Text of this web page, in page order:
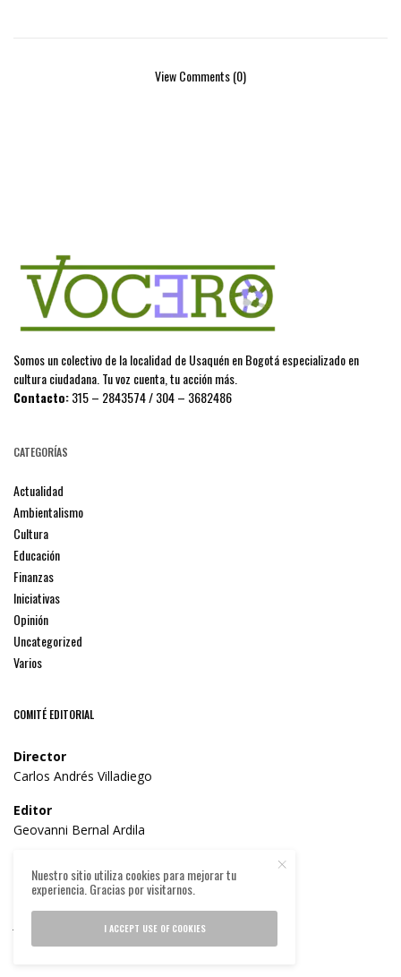
View Comments (0)
Somos un colectivo de la localidad de Usaquén en Bogotá especializado en
cultura ciudadana. Tu voz cuenta, tu acción más.
Contacto:315 – 2843574 / 304 – 3682486
CATEGORÍAS
Actualidad
Ambientalismo
Cultura
Educación
Finanzas
Iniciativas
Opinión
Uncategorized
Varios
COMITÉ EDITORIAL
Director
Carlos Andrés Villadiego
Editor
Geovanni Bernal Ardila
Dr. William José Solano Parra
Nuestro sitio utiliza cookies para mejorar tu
experiencia. Gracias por visitarnos.
I ACCEPT USE OF COOKIES